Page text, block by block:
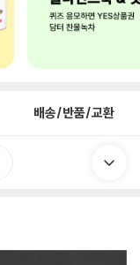
배송/반품/교환